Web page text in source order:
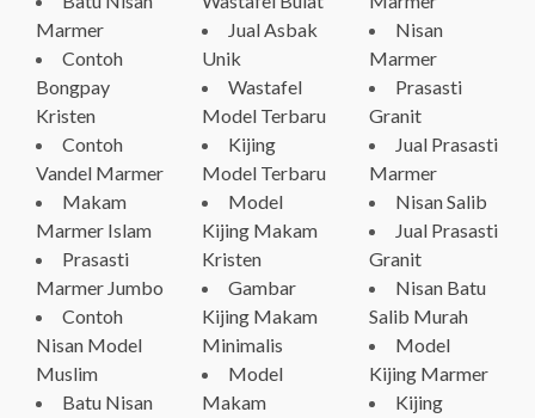
Marmer
Contoh
Bongpay
Kristen
Contoh
Vandel Marmer
Makam
Marmer Islam
Prasasti
Marmer Jumbo
Contoh
Nisan Model
Muslim
Batu Nisan
Jual Asbak
Unik
Wastafel
Model Terbaru
Kijing
Model Terbaru
Model
Kijing Makam
Kristen
Gambar
Kijing Makam
Minimalis
Model
Makam
Nisan
Marmer
Prasasti
Granit
Jual Prasasti
Marmer
Nisan Salib
Jual Prasasti
Granit
Nisan Batu
Salib Murah
Model
Kijing Marmer
Kijing